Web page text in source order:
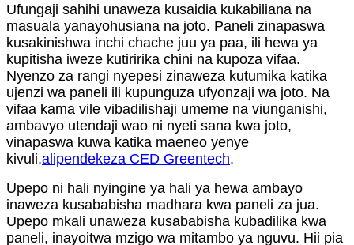
Ufungaji sahihi unaweza kusaidia kukabiliana na
masuala yanayohusiana na joto. Paneli zinapaswa
kusakinishwa inchi chache juu ya paa, ili hewa ya
kupitisha iweze kutiririka chini na kupoza vifaa.
Nyenzo za rangi nyepesi zinaweza kutumika katika
ujenzi wa paneli ili kupunguza ufyonzaji wa joto. Na
vifaa kama vile vibadilishaji umeme na viunganishi,
ambavyo utendaji wao ni nyeti sana kwa joto,
vinapaswa kuwa katika maeneo yenye
kivuli.alipendekeza CED Greentech.
Upepo ni hali nyingine ya hali ya hewa ambayo
inaweza kusababisha madhara kwa paneli za jua.
Upepo mkali unaweza kusababisha kubadilika kwa
paneli, inayoitwa mzigo wa mitambo ya nguvu. Hii pia